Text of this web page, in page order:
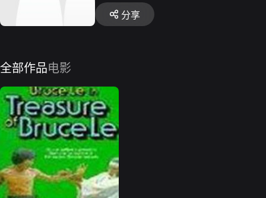
分享
全部作品电影